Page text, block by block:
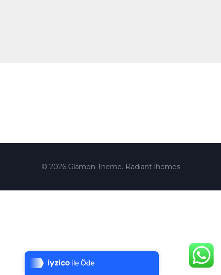
7/24 Canlı Destek
%100 Sorunsuz Alışveriş
© 2026 Glamon Theme. RadiantThemes